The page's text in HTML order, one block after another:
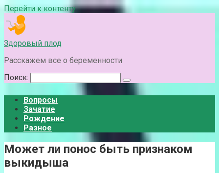
Перейти к контенту
Здоровый плод
Расскажем все о беременности
Поиск:
Вопросы
Зачатие
Рождение
Разное
Может ли понос быть признаком
выкидыша